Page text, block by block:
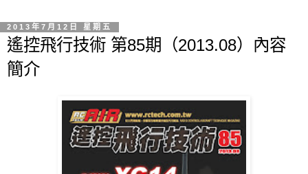
2013年7月12日 星期五
遙控飛行技術 第85期（2013.08）內容
簡介